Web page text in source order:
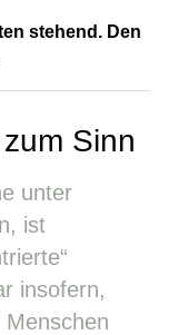
stehend. Den
Sinn
unter
ist
insofern,